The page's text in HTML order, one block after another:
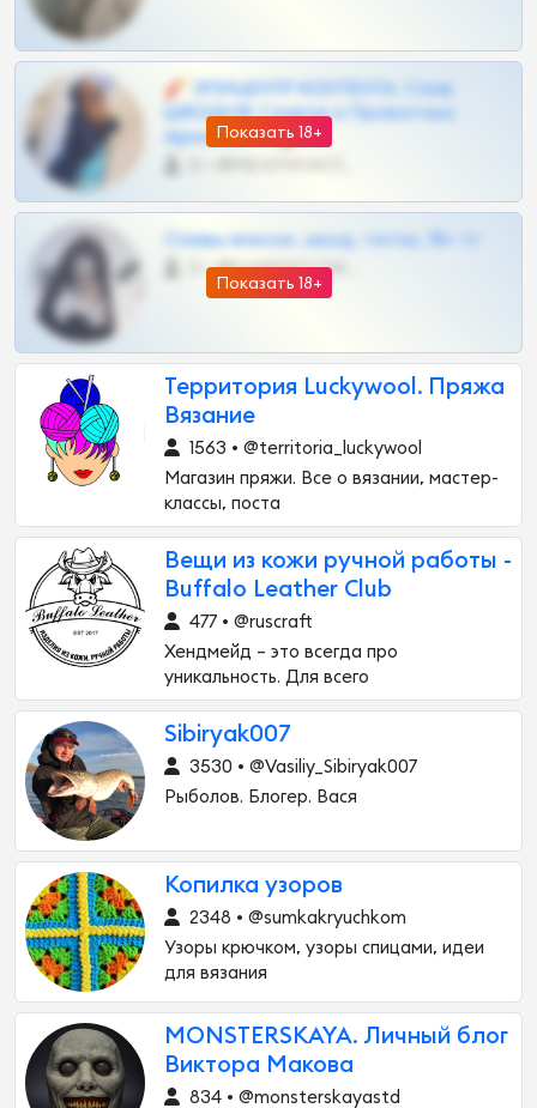
Показать 18+
🧨 ЭПИЦЕНТР КОНТЕНТА: Слив
ШКОДОВ Сливов и Приватных
Архивов ТГ 🔞💎
Показать 18+
Сливы вписок, шкод, теток, 18+ тг
0 •
Территория Luckywool. Пряжа
Вязание
1563 • @territoria_luckywool
Магазин пряжи. Все о вязании, мастер-
классы, поста
Вещи из кожи ручной работы -
Buffalo Leather Club
477 • @ruscraft
Хендмейд – это всегда про
уникальность. Для всего
Sibiryak007
3530 • @Vasiliy_Sibiryak007
Рыболов. Блогер. Вася
Копилка узоров
2348 • @sumkakryuchkom
Узоры крючком, узоры спицами, идеи
для вязания
MONSTERSKAYA. Личный блог
Виктора Макова
834 • @monsterskayastd